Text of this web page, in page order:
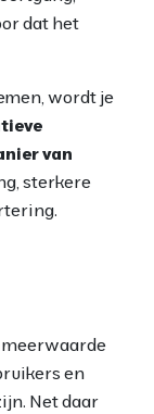
dat het
wordt je
van
sterkere
meerwaarde
en
Net daar